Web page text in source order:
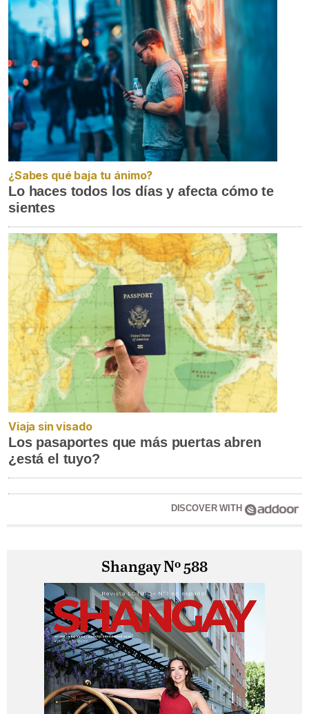
¿Sabes qué baja tu ánimo?
Lo haces todos los días y afecta cómo te
sientes
Viaja sin visado
Los pasaportes que más puertas abren
¿está el tuyo?
DISCOVER WITH
Shangay Nº 588